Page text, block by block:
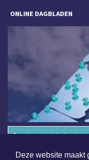
Deze website maakt
ONLINE DAGBLADEN
Overige dagbladen in